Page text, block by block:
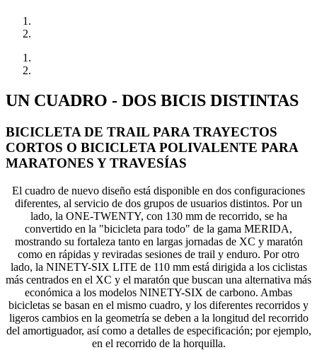
UN CUADRO - DOS BICIS DISTINTAS
BICICLETA DE TRAIL PARA TRAYECTOS
CORTOS O BICICLETA POLIVALENTE PARA
MARATONES Y TRAVESÍAS
El cuadro de nuevo diseño está disponible en dos configuraciones
diferentes, al servicio de dos grupos de usuarios distintos. Por un
lado, la ONE-TWENTY, con 130 mm de recorrido, se ha
convertido en la "bicicleta para todo" de la gama MERIDA,
mostrando su fortaleza tanto en largas jornadas de XC y maratón
como en rápidas y reviradas sesiones de trail y enduro. Por otro
lado, la NINETY-SIX LITE de 110 mm está dirigida a los ciclistas
más centrados en el XC y el maratón que buscan una alternativa más
económica a los modelos NINETY-SIX de carbono. Ambas
bicicletas se basan en el mismo cuadro, y los diferentes recorridos y
ligeros cambios en la geometría se deben a la longitud del recorrido
del amortiguador, así como a detalles de especificación; por ejemplo,
en el recorrido de la horquilla.